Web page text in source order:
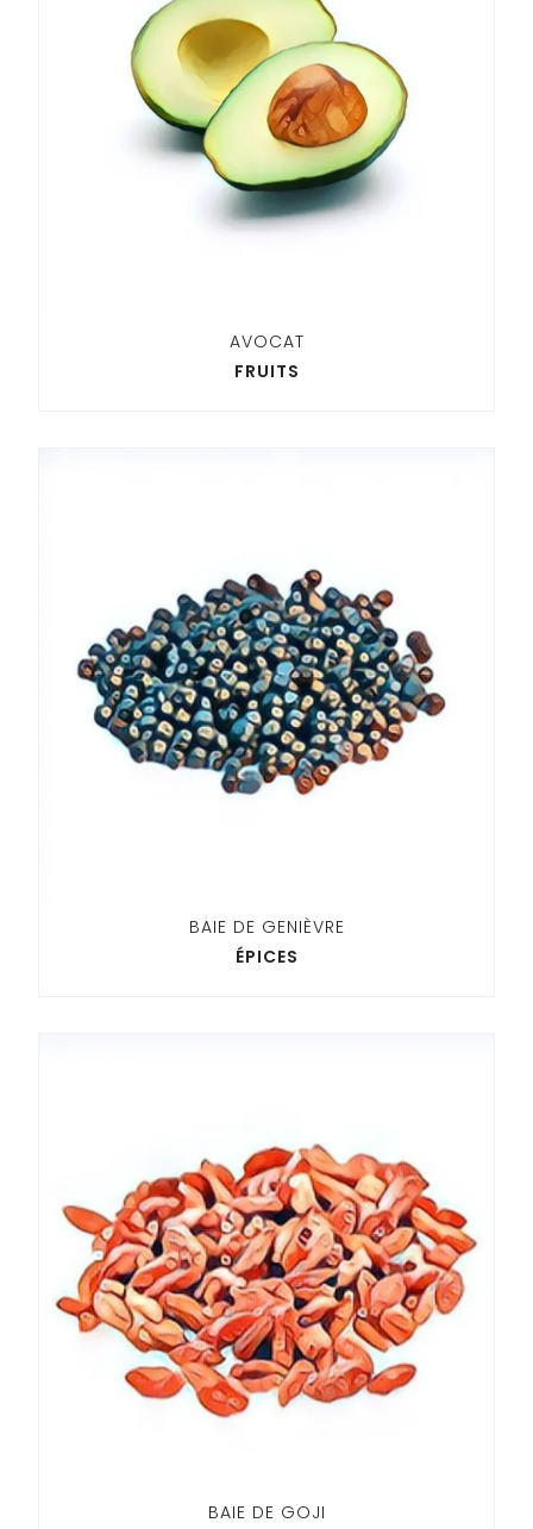
AVOCAT
FRUITS
BAIE DE GENIÈVRE
ÉPICES
BAIE DE GOJI